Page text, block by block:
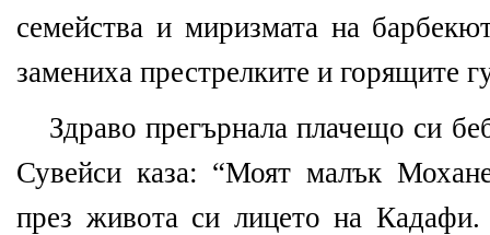
семейства и миризмата на
замениха престрелките и горящите
Здраво прегърнала плачещо си
Сувейси каза: “Моят малък
през живота си лицето на